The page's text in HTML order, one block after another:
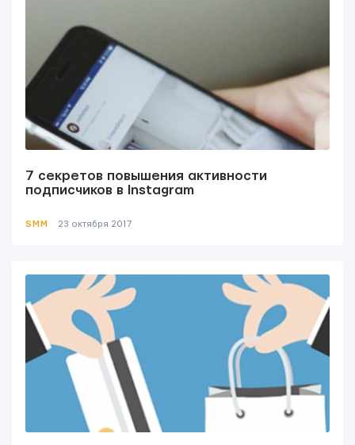
7 секретов повышения активности
подписчиков в Instagram
SMM 23 октября 2017
Контактная информация
info@yudjes.com
Rävala pst 8-ruum 810, 10143, Tallinn
Yudjes OÜ
Свяжитесь с нами